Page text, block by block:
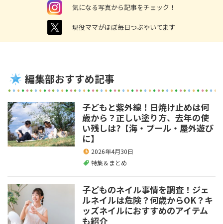
instagram 気になる写真から記事をチェック！
twitter 現役ママがほぼ毎日つぶやいてます
編集部おすすめ記事
子どもと紫外線！日焼け止めは何
歳から？正しい塗り方、去年の使
い残しは?【海・プール・屋外遊び
に】
2026年4月30日
特集＆まとめ
子どものネイル事情を調査！ジェ
ルネイルは危険？何歳からOK？キ
ッズネイルにおすすめのアイテム
も紹介